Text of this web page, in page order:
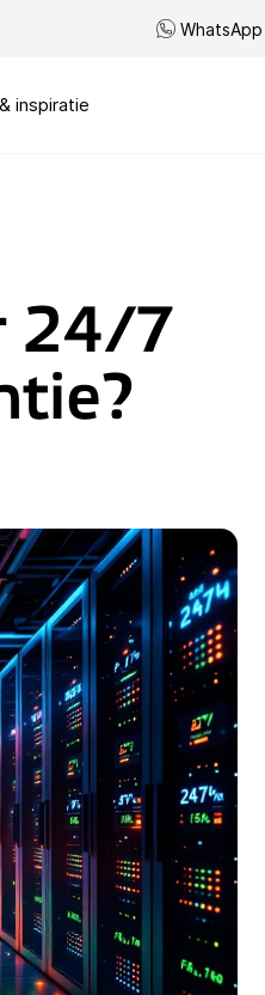
WhatsApp
inspiratie
24/7